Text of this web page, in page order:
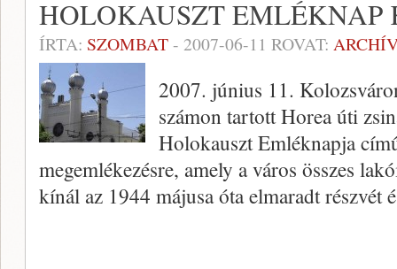
HOLOKAUSZT EMLÉKNAP
ÍRTA: SZOMBAT- 2007-06-11 ROVAT:
2007. június 11.
számon tartott Horea úti
Holokauszt Emléknapja
megemlékezésre, amely a város összes
kínál az 1944 májusa óta elmaradt részvét